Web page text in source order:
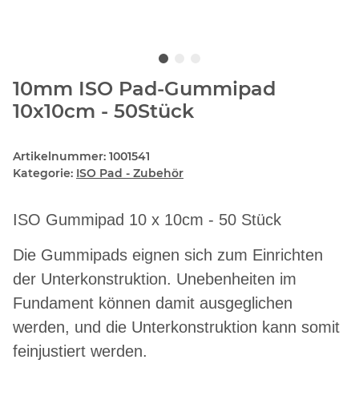
10mm ISO Pad-Gummipad
10x10cm - 50Stück
Artikelnummer: 1001541
Kategorie: ISO Pad - Zubehör
ISO Gummipad 10 x 10cm - 50 Stück
Die Gummipads eignen sich zum Einrichten
der Unterkonstruktion. Unebenheiten im
Fundament können damit ausgeglichen
werden, und die Unterkonstruktion kann somit
feinjustiert werden.